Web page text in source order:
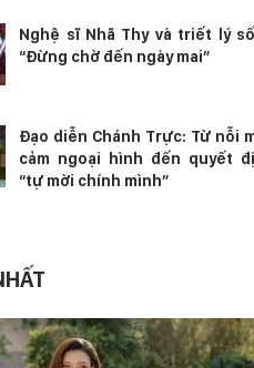
Nghệ sĩ Nhã Thy và triết lý
“Đừng chờ đến ngày mai”
Đạo diễn Chánh Trực: Từ nỗi
cảm ngoại hình đến quyết
“tự mời chính mình”